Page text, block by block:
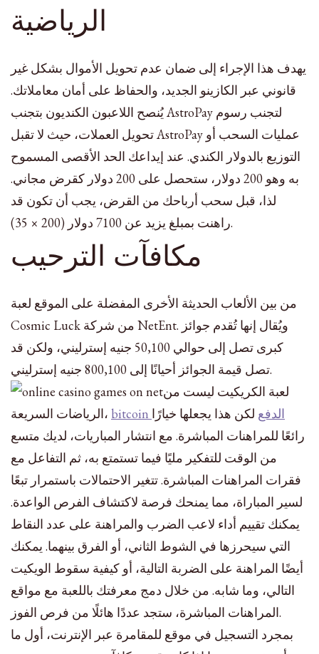
الرياضية
يهدف هذا الإجراء إلى ضمان عدم تحويل الأموال بشكل غير
قانوني عبر الكازينو الجديد، والحفاظ على أمان معاملاتك.
يُنصح اللاعبون الكنديون بتجنب AstroPay لتجنب رسوم
تحويل العملات، حيث لا تقبل AstroPay عمليات السحب أو
التوزيع بالدولار الكندي. عند إيداعك الحد الأقصى المسموح
به وهو 200 دولار، ستحصل على 200 دولار كقرض مجاني.
لذا، قبل سحب أرباحك من القرض، يجب أن تكون قد
راهنت بمبلغ يزيد عن 7100 دولار (200 × 35).
مكافآت الترحيب
من بين الألعاب الحديثة الأخرى المفضلة على الموقع لعبة
Cosmic Luck من شركة NetEnt. ويُقال إنها تُقدم جوائز
كبرى تصل إلى حوالي 50,100 جنيه إسترليني، ولكن قد
تصل قيمة الجوائز أحيانًا إلى 800,100 جنيه إسترليني.
لعبة الكريكيت ليست من
الرياضات السريعة،
bitcoin الدفع لكن هذا يجعلها خيارًا
رائعًا للمراهنات المباشرة. مع انتشار المباريات، لديك متسع
من الوقت للتفكير مليًا فيما تستمتع به، ثم التفاعل مع
فقرات المراهنات المباشرة. تتغير الاحتمالات باستمرار تبعًا
لسير المباراة، مما يمنحك فرصة لاكتشاف الفرص الواعدة.
يمكنك تقييم أداء لاعب الضرب والمراهنة على عدد النقاط
التي سيحرزها في الشوط الثاني، أو الفرق بينهما. يمكنك
أيضًا المراهنة على الضربة التالية، أو كيفية سقوط الويكيت
التالي، وما شابه. من خلال دمج معرفتك باللعبة مع مواقع
المراهنات المباشرة، ستجد عددًا هائلًا من فرص الفوز.
بمجرد التسجيل في موقع للمقامرة عبر الإنترنت، أول ما